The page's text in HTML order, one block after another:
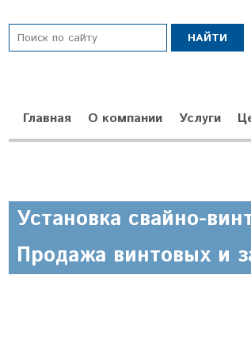
Главная О компании Услуги
Установка свайно-
Продажа винтовых и